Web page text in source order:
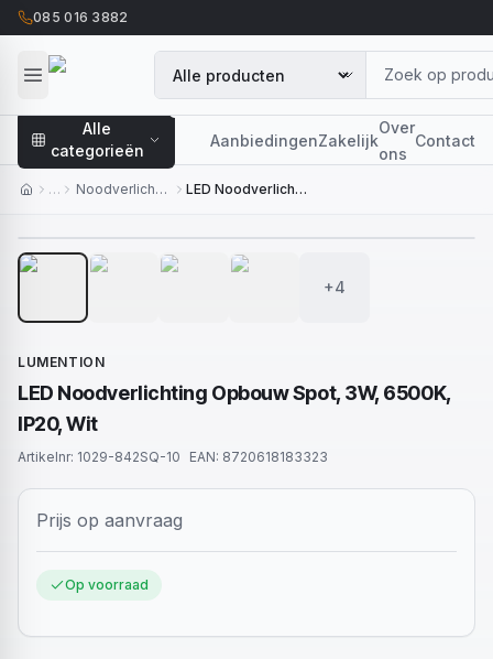
085 016 3882
Alle
categorieën
AanbiedingenZakelijk
Over
ons
Contact
… Noodverlichting
LED Noodverlichting Opbouw Spot, 3W, 6500K, IP20, Wit
+4
LUMENTION
LED Noodverlichting Opbouw Spot, 3W, 6500K,
IP20, Wit
Artikelnr: 1029-842SQ-10 EAN: 8720618183323
Prijs op aanvraag
Op voorraad